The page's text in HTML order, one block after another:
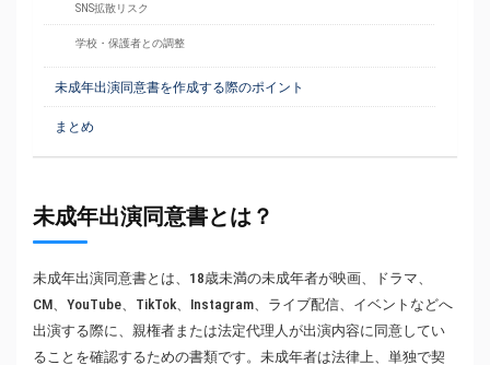
SNS拡散リスク
学校・保護者との調整
未成年出演同意書を作成する際のポイント
まとめ
未成年出演同意書とは？
未成年出演同意書とは、18歳未満の未成年者が映画、ドラマ、
CM、YouTube、TikTok、Instagram、ライブ配信、イベントなどへ
出演する際に、親権者または法定代理人が出演内容に同意してい
ることを確認するための書類です。未成年者は法律上、単独で契